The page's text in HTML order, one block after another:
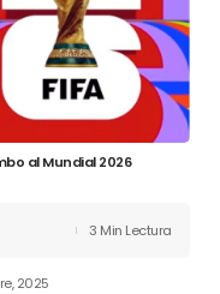
al Mundial 2026
2025
3 Min Lectura